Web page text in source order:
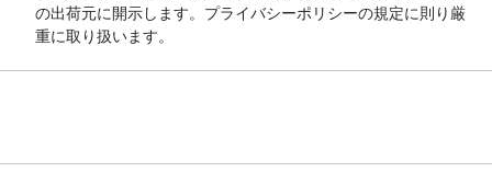
の出荷元に開示します。プライバシーポリシーの規定に則り厳
重に取り扱います。